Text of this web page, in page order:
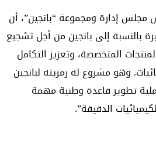
إدارة ومجموعة “بانجين”، أن
بالنسبة إلى بانجين من أجل تشجيع
المتخصصة، وتعزيز التكامل
وهو مشروع له رمزيته لبانجين
تطوير قاعدة وطنية مهمة
الدقيقة”.